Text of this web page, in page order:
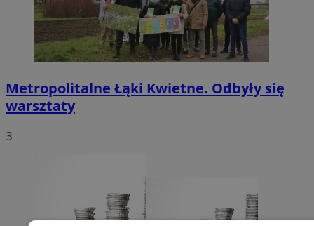
Metropolitalne Łąki Kwietne. Odbyły się
warsztaty
3